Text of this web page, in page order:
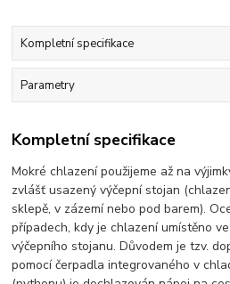
Kompletní specifikace
Parametry
Kompletní specifikace
Mokré chlazení použijeme až na
zvlášť usazený výčepní stojan
sklepě, v zázemí nebo pod barem).
případech, kdy je chlazení umístěno
výčepního stojanu. Důvodem je tzv.
pomocí čerpadla integrovaného v